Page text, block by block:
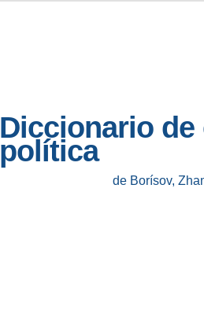
Diccionario de
política
de Borísov,